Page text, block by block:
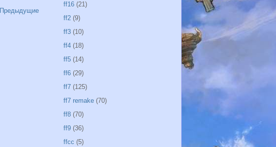
Предыдущие
ff16 (21)
ff2 (9)
ff3 (10)
ff4 (18)
ff5 (14)
ff6 (29)
ff7 (125)
ff7 remake (70)
ff8 (70)
ff9 (36)
ffcc (5)